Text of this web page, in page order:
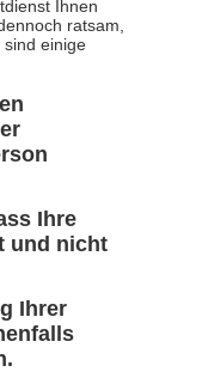
Ihnen
ratsam,
sind einige
Ihre
und nicht
Ihrer